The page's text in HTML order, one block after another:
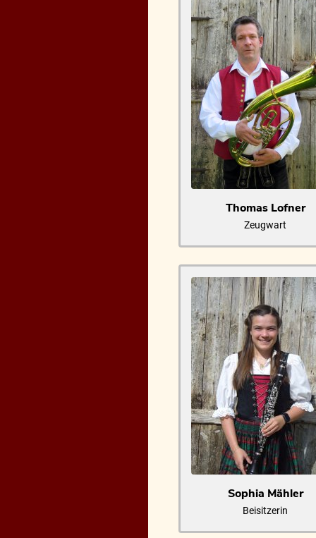
Thomas Lofner
Zeugwart
Sophia Mähler
Beisitzerin